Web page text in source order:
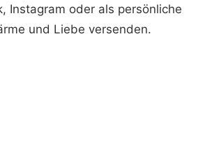
Instagram oder als persönliche
und Liebe versenden.